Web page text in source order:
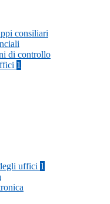
consiliari
di controllo
1
uffici 1